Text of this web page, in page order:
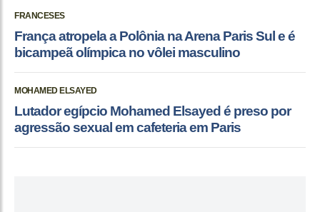
FRANCESES
França atropela a Polônia na Arena Paris Sul e é
bicampeã olímpica no vôlei masculino
MOHAMED ELSAYED
Lutador egípcio Mohamed Elsayed é preso por
agressão sexual em cafeteria em Paris